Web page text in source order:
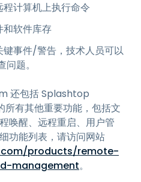
计算机上执行命令
和软件库存
键事件/警告，技术人员可以
题。
还包括 Splashtop
有其他重要功能，包括文
唤醒、远程重启、用户管
功能列表，请访问网站
products/remote-
management。